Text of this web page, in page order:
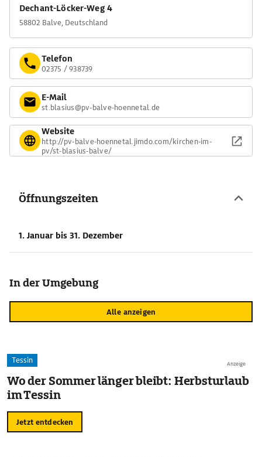
Dechant-Löcker-Weg 4
58802 Balve, Deutschland
Telefon
02375 / 938739
E-Mail
st.blasius@pv-balve-hoennetal.de
Website
http://pv-balve-hoennetal.jimdo.com/kirchen-im-
pv/st-blasius-balve/
Öffnungszeiten
1. Januar bis 31. Dezember
In der Umgebung
Alle anzeigen
Anzeige
Tessin
Wo der Sommer länger bleibt: Herbsturlaub
im Tessin
Jetzt entdecken